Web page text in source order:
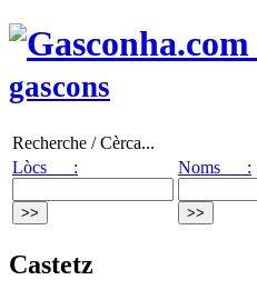
gascons
Recherche / Cèrca...
Lòcs :
Noms :
Castetz